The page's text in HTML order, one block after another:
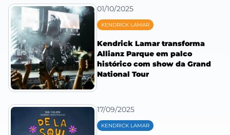
01/10/2025
KENDRICK LAMAR
Kendrick Lamar transforma
Allianz Parque em palco
histórico com show da Grand
National Tour
17/09/2025
KENDRICK LAMAR